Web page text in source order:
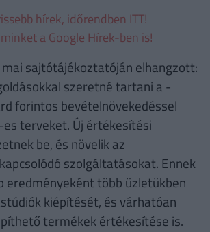
hírek, időrendben ITT!
a Google Hírek-ben is!
mai sajtótájékoztatóján elhangzott:
szeretné tartani a -
forintos bevételnövekedéssel
terveket. Új értékesítési
be, és növelik az
szolgáltatásokat. Ennek
eredményeként több üzletükben
kiépítését, és várhatóan
termékek értékesítése is.